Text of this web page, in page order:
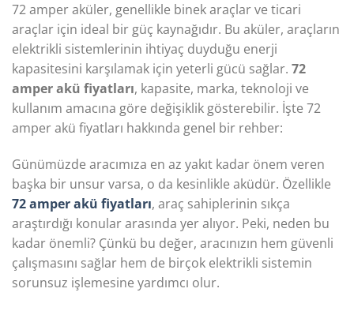
72 amper aküler, genellikle binek araçlar ve ticari
araçlar için ideal bir güç kaynağıdır. Bu aküler, araçların
elektrikli sistemlerinin ihtiyaç duyduğu enerji
kapasitesini karşılamak için yeterli gücü sağlar. 72
amper akü fiyatları, kapasite, marka, teknoloji ve
kullanım amacına göre değişiklik gösterebilir. İşte 72
amper akü fiyatları hakkında genel bir rehber:
Günümüzde aracımıza en az yakıt kadar önem veren
başka bir unsur varsa, o da kesinlikle aküdür. Özellikle
72 amper akü fiyatları, araç sahiplerinin sıkça
araştırdığı konular arasında yer alıyor. Peki, neden bu
kadar önemli? Çünkü bu değer, aracınızın hem güvenli
çalışmasını sağlar hem de birçok elektrikli sistemin
sorunsuz işlemesine yardımcı olur.